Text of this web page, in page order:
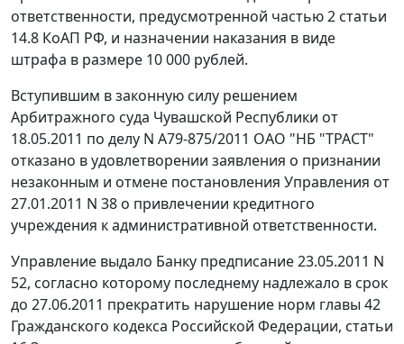
ответственности, предусмотренной частью 2 статьи
14.8 КоАП РФ, и назначении наказания в виде
штрафа в размере 10 000 рублей.
Вступившим в законную силу решением
Арбитражного суда Чувашской Республики от
18.05.2011 по делу N А79-875/2011 ОАО "НБ "ТРАСТ"
отказано в удовлетворении заявления о признании
незаконным и отмене постановления Управления от
27.01.2011 N 38 о привлечении кредитного
учреждения к административной ответственности.
Управление выдало Банку предписание 23.05.2011 N
52, согласно которому последнему надлежало в срок
до 27.06.2011 прекратить нарушение норм главы 42
Гражданского кодекса Российской Федерации, статьи